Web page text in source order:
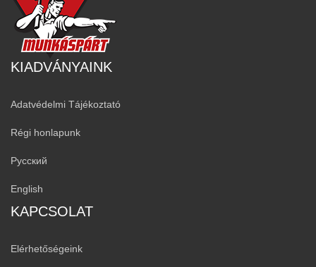
KIADVÁNYAINK
Adatvédelmi Tájékoztató
Régi honlapunk
Русский
English
KAPCSOLAT
Elérhetőségeink